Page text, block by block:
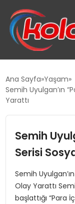
SUWEN’IN
TANYER YAPI
BÜYÜTTÜ
TOROSLAR’DA
Ana Sayfa Yaşam
Semih Uyulgan’ın
Yarattı
Semih
Serisi
Semih
Olay Yarattı
başlattığı “Para